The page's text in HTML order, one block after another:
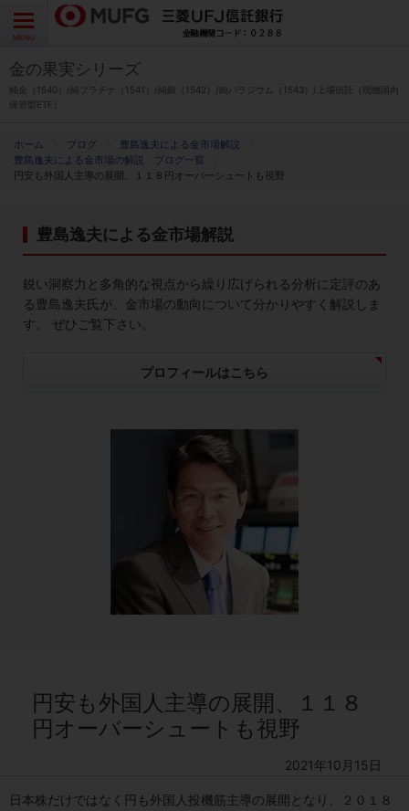
CLOSE
MENU
ブログ
豊島逸夫による金市場解説
豊島逸夫による金市場の解説 ブログ一覧
円安も外国人主導の展開、１１８円オーバーシュートも視野
豊島逸夫による金市場解説
鋭い洞察力と多角的な視点から繰り広げられる分析に定評のあ
る豊島逸夫氏が、金市場の動向について分かりやすく解説しま
す。 ぜひご覧下さい。
プロフィールはこちら
円安も外国人主導の展開、１１８
円オーバーシュートも視野
2021年10月15日
日本株だけではなく円も外国人投機筋主導の展開となり、２０１８
金の果実シリーズ
純金（1540）/純プラチナ（1541）/純銀（1542）/純パラジウム（1543）/上場信託（現物国内
保管型ETF）
金の果実シリーズとは
特徴とメリット
各種お手続き
ブログ
よくあるご質問 お問い合わせ